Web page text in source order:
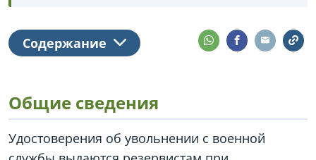
Содержание
Общие сведения
Удостоверения об увольнении с военной